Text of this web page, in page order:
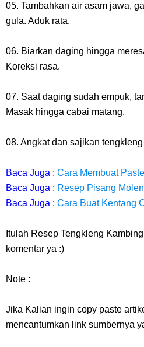
05. Tambahkan air asam jawa,
gula. Aduk rata.
06. Biarkan daging hingga
Koreksi rasa.
07. Saat daging sudah empuk,
Masak hingga cabai matang.
08. Angkat dan sajikan
Baca Juga : Cara Membuat
Baca Juga : Resep Pisang Molen
Baca Juga : Cara Buat Kentang
Itulah Resep Tengkleng
komentar ya :)
Note :
Jika Kalian ingin copy paste
mencantumkan link sumbernya